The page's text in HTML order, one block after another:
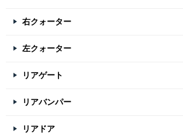
右クォーター
左クォーター
リアゲート
リアバンパー
リアドア